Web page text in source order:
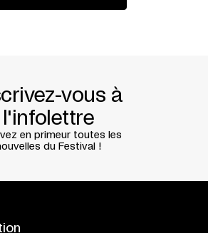
vous à
l'infolettre
en primeur toutes les
du Festival !